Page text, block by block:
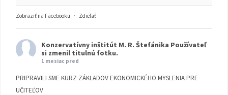
Zobraziť na Facebooku · Zdieľať
Konzervatívny inštitút M. R. Štefánika Používateľ
si zmenil titulnú fotku.
1 mesiac pred
PRIPRAVILI SME KURZ ZÁKLADOV EKONOMICKÉHO MYSLENIA PRE
UČITEĽOV